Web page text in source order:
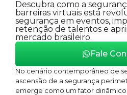
Descubra como a
barreiras virtuais está
segurança em eventos,
retenção de talentos e
mercado brasileiro.
Fale
No cenário contemporâneo de
ascensão de a segurança
emerge como um fator dinâmico